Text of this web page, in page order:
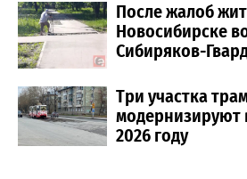
После жалоб
Новосибирске
Сибиряков-
Три участка
модернизируют
2026 году